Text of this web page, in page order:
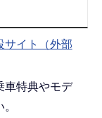
サイト（外部
車特典やモデ